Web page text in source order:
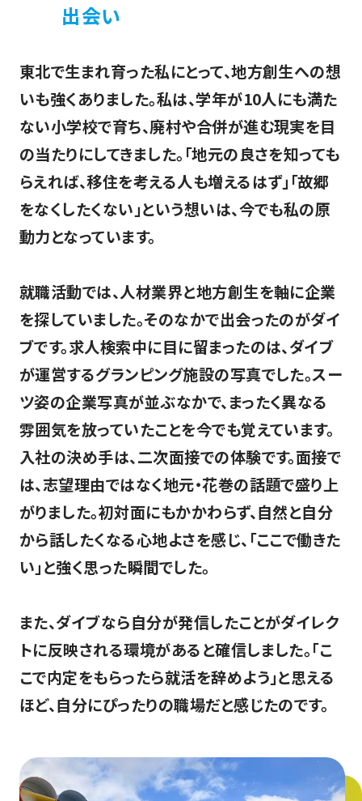
出会い
東北で生まれ育った私にとって、地方創生への想
いも強くありました。私は、学年が10人にも満た
ない小学校で育ち、廃村や合併が進む現実を目
の当たりにしてきました。「地元の良さを知っても
らえれば、移住を考える人も増えるはず」「故郷
をなくしたくない」という想いは、今でも私の原
動力となっています。
就職活動では、人材業界と地方創生を軸に企業
を探していました。そのなかで出会ったのがダイ
ブです。求人検索中に目に留まったのは、ダイブ
が運営するグランピング施設の写真でした。スー
ツ姿の企業写真が並ぶなかで、まったく異なる
雰囲気を放っていたことを今でも覚えています。
入社の決め手は、二次面接での体験です。面接で
は、志望理由ではなく地元・花巻の話題で盛り上
がりました。初対面にもかかわらず、自然と自分
から話したくなる心地よさを感じ、「ここで働きた
い」と強く思った瞬間でした。
また、ダイブなら自分が発信したことがダイレク
トに反映される環境があると確信しました。「こ
こで内定をもらったら就活を辞めよう」と思える
ほど、自分にぴったりの職場だと感じたのです。